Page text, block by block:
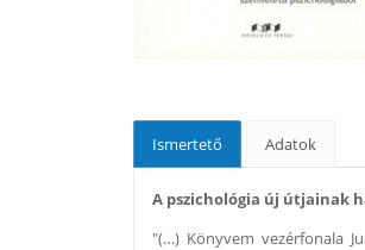
Ismertető Adatok
A pszichológia új útjainak
"(…) Könyvem vezérfonala